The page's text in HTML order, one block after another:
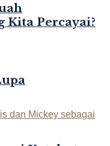
Kita Percayai?